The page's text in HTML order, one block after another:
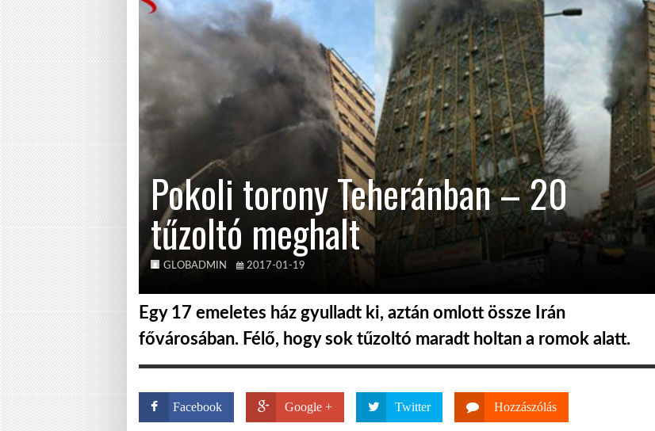
Pokoli torony Teheránban – 20
tűzoltó meghalt
GLOBADMIN 2017-01-19
Egy 17 emeletes ház gyulladt ki, aztán omlott össze Irán
fővárosában. Félő, hogy sok tűzoltó maradt holtan a romok alatt.
Facebook Google + Twitter Hozzászólás